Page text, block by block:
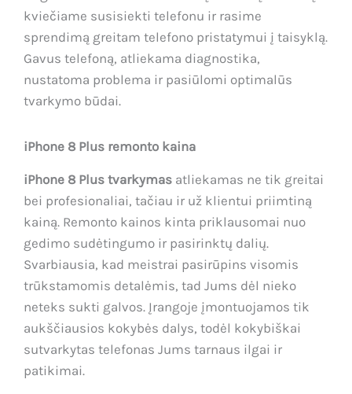
kviečiame susisiekti telefonu ir rasime
sprendimą greitam telefono pristatymui į taisyklą.
Gavus telefoną, atliekama diagnostika,
nustatoma problema ir pasiūlomi optimalūs
tvarkymo būdai.
iPhone 8 Plus remonto kaina
iPhone 8 Plus tvarkymas atliekamas ne tik greitai
bei profesionaliai, tačiau ir už klientui priimtiną
kainą. Remonto kainos kinta priklausomai nuo
gedimo sudėtingumo ir pasirinktų dalių.
Svarbiausia, kad meistrai pasirūpins visomis
trūkstamomis detalėmis, tad Jums dėl nieko
neteks sukti galvos. Įrangoje įmontuojamos tik
aukščiausios kokybės dalys, todėl kokybiškai
sutvarkytas telefonas Jums tarnaus ilgai ir
patikimai.